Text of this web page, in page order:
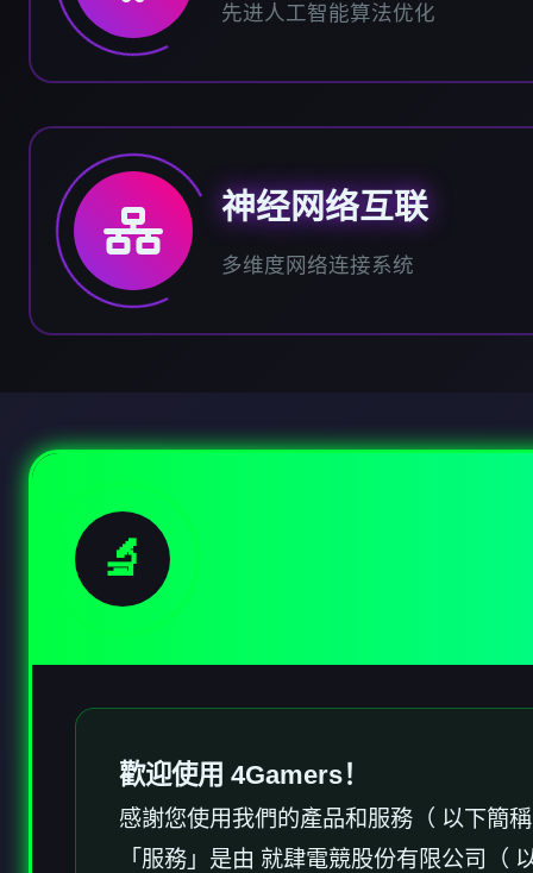
先进人工智能算法优化
神经网络互联
多维度网络连接系统
🔬
歡迎使用 4Gamers！
感謝您使用我們的產品和服務（ 以下簡
「服務」是由 就肆電競股份有限公司（